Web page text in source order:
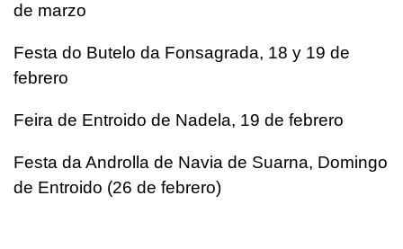
de marzo
Festa do Butelo da Fonsagrada, 18 y 19 de
febrero
Feira de Entroido de Nadela, 19 de febrero
Festa da Androlla de Navia de Suarna, Domingo
de Entroido (26 de febrero)